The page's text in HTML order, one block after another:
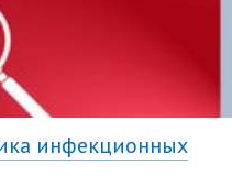
инфекционных